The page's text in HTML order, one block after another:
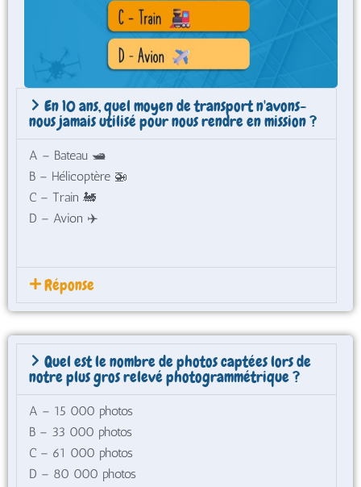
En 10 ans, quel moyen de transport n'avons-
nous jamais utilisé pour nous rendre en mission ?
A – Bateau 🛥️
B – Hélicoptère 🚁
C – Train 🚂
D – Avion ✈️
Réponse
Quel est le nombre de photos captées lors de
notre plus gros relevé photogrammétrique ?
A – 15 000 photos
B – 33 000 photos
C – 61 000 photos
D – 80 000 photos